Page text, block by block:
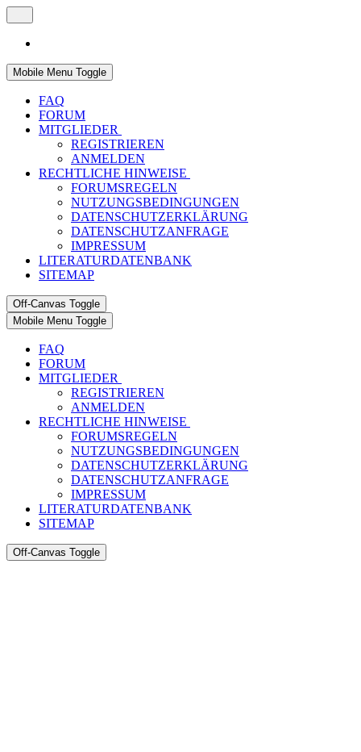
Mobile Menu Toggle
FAQ
FORUM
MITGLIEDER
REGISTRIEREN
ANMELDEN
RECHTLICHE HINWEISE
FORUMSREGELN
NUTZUNGSBEDINGUNGEN
DATENSCHUTZERKLÄRUNG
DATENSCHUTZANFRAGE
IMPRESSUM
LITERATURDATENBANK
SITEMAP
Off-Canvas Toggle
Mobile Menu Toggle
FAQ
FORUM
MITGLIEDER
REGISTRIEREN
ANMELDEN
RECHTLICHE HINWEISE
FORUMSREGELN
NUTZUNGSBEDINGUNGEN
DATENSCHUTZERKLÄRUNG
DATENSCHUTZANFRAGE
IMPRESSUM
LITERATURDATENBANK
SITEMAP
Off-Canvas Toggle